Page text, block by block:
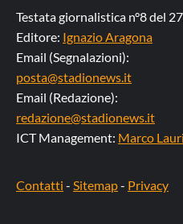
Testata giornalistica n°8 del
Editore: Ignazio Aragona
Email (Segnalazioni):
posta@stadionews.it
Email (Redazione):
redazione@stadionews.it
ICT Management: Marco
Contatti - Sitemap- Privacy